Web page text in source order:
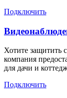
Подключить
Хотите защитить
компания
для дачи и
Подключить